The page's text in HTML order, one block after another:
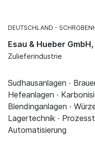
DEUTSCHLAND
Esau & Hueber
Zulieferindustrie
Sudhausanlagen ·
Hefeanlagen ·
Blendinganlagen ·
Lagertechnik ·
Automatisierung